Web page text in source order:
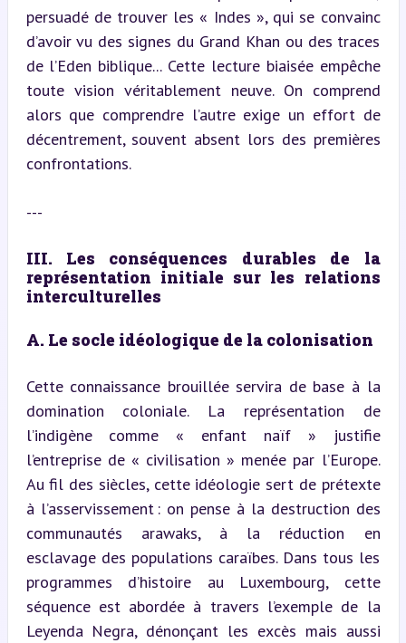
persuadé de trouver les « Indes », qui se convainc
d’avoir vu des signes du Grand Khan ou des traces
de l’Eden biblique... Cette lecture biaisée empêche
toute vision véritablement neuve. On comprend
alors que comprendre l’autre exige un effort de
décentrement, souvent absent lors des premières
confrontations.
---
III. Les conséquences durables de la
représentation initiale sur les relations
interculturelles
A. Le socle idéologique de la colonisation
Cette connaissance brouillée servira de base à la
domination coloniale. La représentation de
l’indigène comme « enfant naïf » justifie
l’entreprise de « civilisation » menée par l’Europe.
Au fil des siècles, cette idéologie sert de prétexte
à l’asservissement : on pense à la destruction des
communautés arawaks, à la réduction en
esclavage des populations caraïbes. Dans tous les
programmes d’histoire au Luxembourg, cette
séquence est abordée à travers l’exemple de la
Leyenda Negra, dénonçant les excès mais aussi